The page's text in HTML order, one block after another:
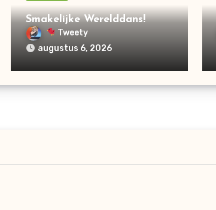
Smakelijke Werelddans!
Tweety
augustus 6, 2026